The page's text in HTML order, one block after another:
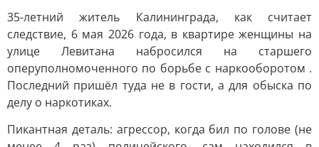
35-летний житель Калининграда, как считает
следствие, 6 мая 2026 года, в квартире женщины на
улице Левитана набросился на старшего
оперуполномоченного по борьбе с наркооборотом .
Последний пришёл туда не в гости, а для обыска по
делу о наркотиках.
Пикантная деталь: агрессор, когда бил по голове (не